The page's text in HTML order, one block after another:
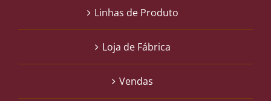
Linhas de Produto
Loja de Fábrica
Vendas